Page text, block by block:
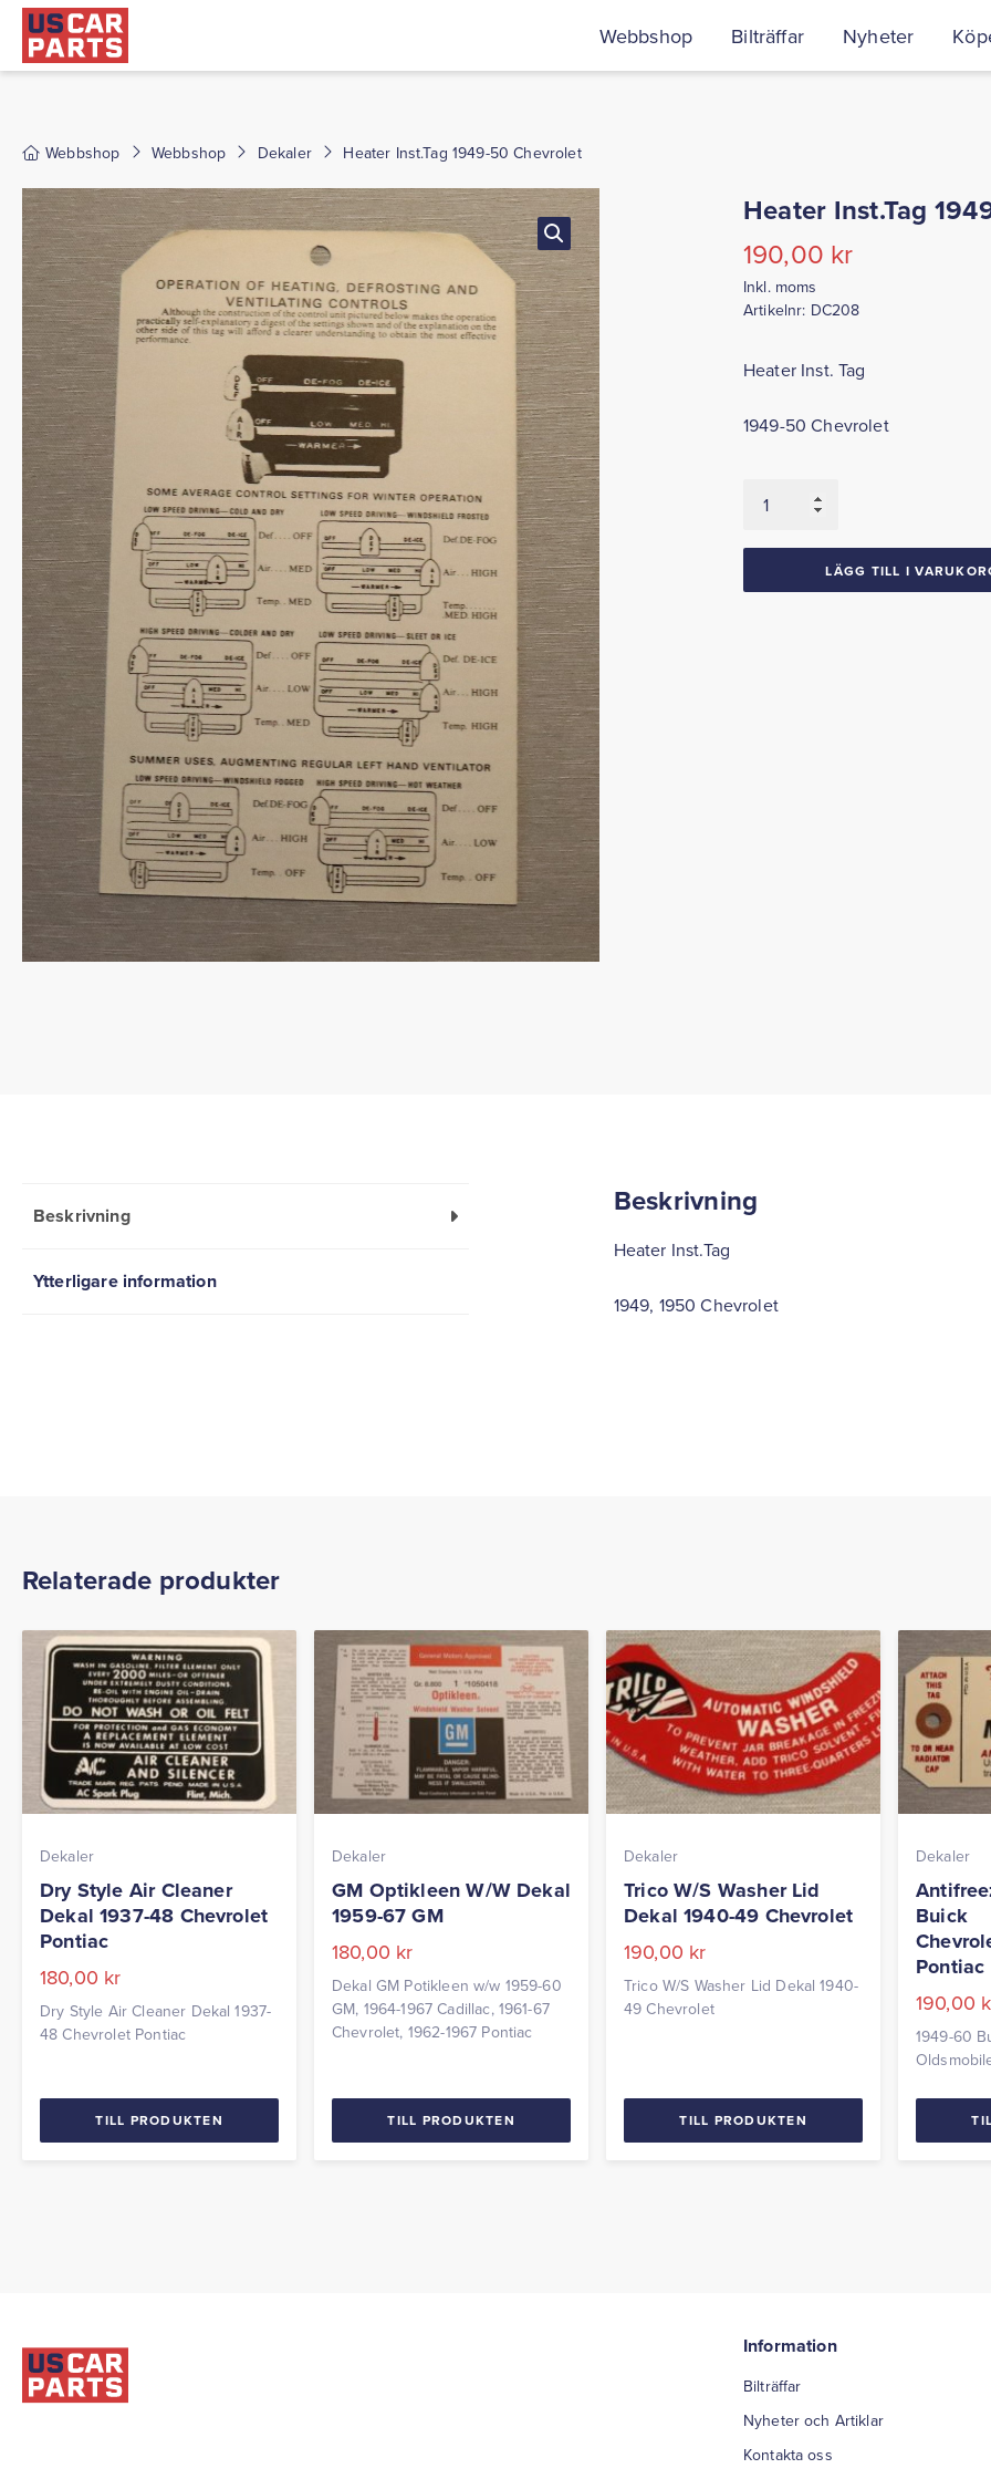
Webbshop Bilträffar Nyheter
Webbshop Webbshop Dekaler Heater Inst.Tag 1949-50 Chevrolet
Heater Inst.Tag
190,00 kr
Inkl. moms
Artikelnr: DC208
Heater Inst. Tag
1949-50 Chevrolet
Inst.Tag
LÄGG TILL I
Beskrivning
Ytterligare information
Beskrivning
Heater Inst.Tag
1949, 1950 Chevrolet
Relaterade produkter
Dekaler
Dry Style Air Cleaner
Dekal 1937-48 Chevrolet
Pontiac
180,00 kr
Dry Style Air Cleaner Dekal 1937-
48 Chevrolet Pontiac
TILL PRODUKTEN
Dekaler
GM Optikleen W/W Dekal
1959-67 GM
180,00 kr
Dekal GM Potikleen w/w 1959-60
GM, 1964-1967 Cadillac, 1961-67
Chevrolet, 1962-1967 Pontiac
TILL PRODUKTEN
Dekaler
Trico W/S Washer Lid
Dekal 1940-49 Chevrolet
190,00 kr
Trico W/S Washer Lid Dekal 1940-
49 Chevrolet
TILL PRODUKTEN
Dekaler
Buick
Pontiac
190,00
1949-60
Information
Bilträffar
Nyheter och Artiklar
Kontakta oss